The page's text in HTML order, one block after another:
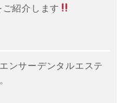
紹介します
ンサーデンタルエステ